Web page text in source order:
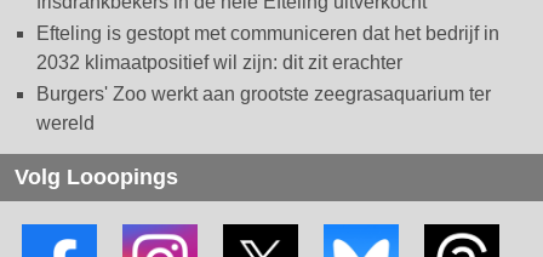
Efteling is gestopt met communiceren dat het bedrijf in
2032 klimaatpositief wil zijn: dit zit erachter
Burgers' Zoo werkt aan grootste zeegrasaquarium ter
wereld
Volg Looopings